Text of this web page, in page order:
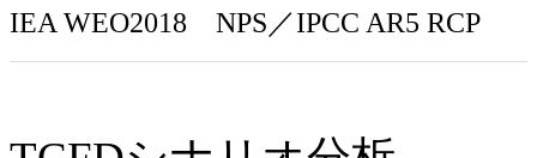
IEA WEO2018 NPS／IPCC AR5 RCP